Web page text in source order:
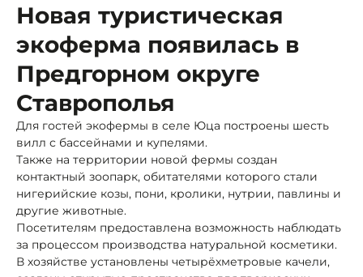
Новая туристическая
экоферма появилась в
Предгорном округе
Ставрополья
Для гостей экофермы в селе Юца построены шесть
вилл с бассейнами и купелями.
Также на территории новой фермы создан
контактный зоопарк, обитателями которого стали
нигерийские козы, пони, кролики, нутрии, павлины и
другие животные.
Посетителям предоставлена возможность наблюдать
за процессом производства натуральной косметики.
В хозяйстве установлены четырёхметровые качели,